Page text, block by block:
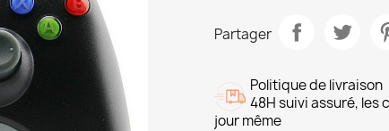
Partager
Politique de livraison
48H suivi assuré, les
jour même